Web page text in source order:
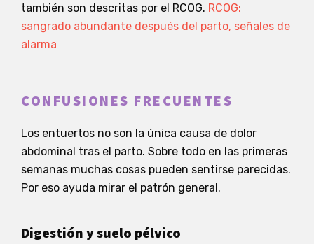
también son descritas por el RCOG. RCOG:
sangrado abundante después del parto, señales de
alarma
CONFUSIONES FRECUENTES
Los entuertos no son la única causa de dolor
abdominal tras el parto. Sobre todo en las primeras
semanas muchas cosas pueden sentirse parecidas.
Por eso ayuda mirar el patrón general.
Digestión y suelo pélvico